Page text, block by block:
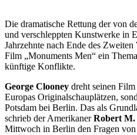
Die dramatische Rettung der von
und verschleppten Kunstwerke in
Jahrzehnte nach Ende des
Film „Monuments Men“ ein
künftige Konflikte.
George Clooney dreht seinen
Europas Originalschauplätzen,
Potsdam bei Berlin. Das als
schrieb der AmerikanerRobert M.
Mittwoch in Berlin den Fragen von